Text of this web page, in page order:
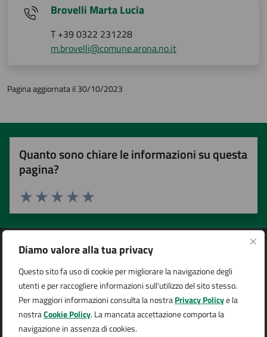
Diamo valore alla tua privacy
Questo sito fa uso di cookie per migliorare la navigazione degli
utenti e per raccogliere informazioni sull'utilizzo del sito stesso.
Per maggiori informazioni consulta la nostraPrivacy Policye la
nostraCookie Policy. La mancata accettazione comporta la
navigazione in assenza di cookies.
Brovelli Marta Lucia
T +39 0322 231228
m.brovelli@comune.arona.no.it
Pagina aggiornata il 30/10/2023
Quanto sono chiare le informazioni su questa
pagina?
Valuta 5 stelle su 5
Valuta 4 stelle su 5
Valuta 3 stelle su 5
Valuta 2 stelle su 5
Valuta 1 stelle su 5
Città di Arona